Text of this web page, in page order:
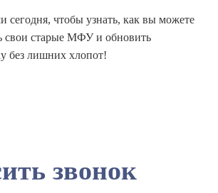
сегодня, чтобы узнать, как вы можете
свои старые МФУ и обновить
без лишних хлопот!
звонок